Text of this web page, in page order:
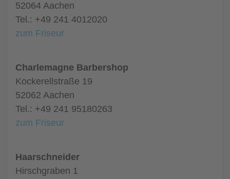
52064 Aachen
Tel.: +49 241 4012020
zum Friseur
Charlemagne Barbershop
Kockerellstraße 19
52062 Aachen
Tel.: +49 241 95180263
zum Friseur
Haarschneider
Hirschgraben 1